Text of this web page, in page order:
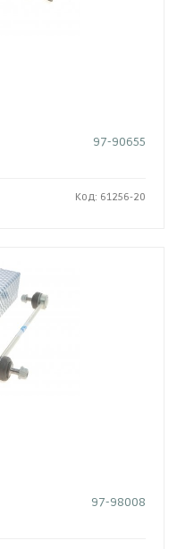
97-90655
Код: 61256-20
97-98008